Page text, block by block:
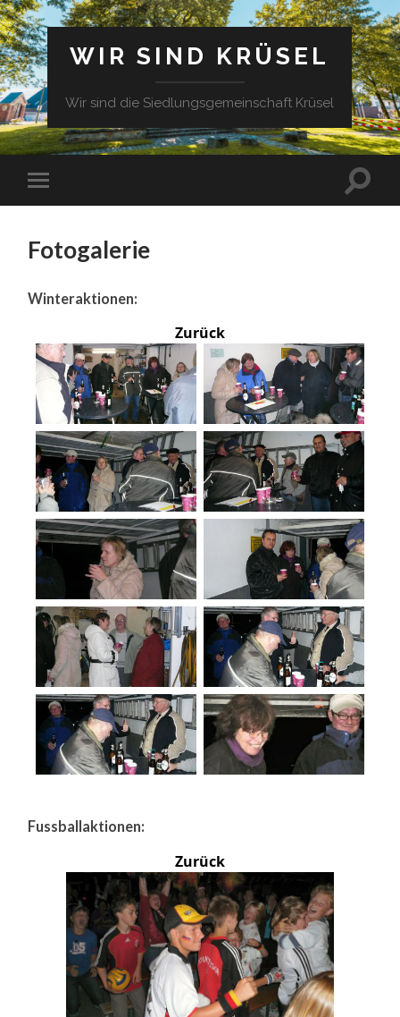
WIR SIND KRÜSEL
Wir sind die Siedlungsgemeinschaft Krüsel
Fotogalerie
Winteraktionen:
Zurück
Fussballaktionen:
Zurück